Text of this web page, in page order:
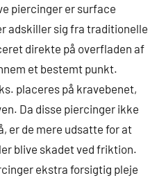
piercinger er surface
adskiller sig fra traditionelle
direkte på overfladen af
et bestemt punkt.
placeres på kravebenet,
Da disse piercinger ikke
er de mere udsatte for at
blive skadet ved friktion.
ekstra forsigtig pleje